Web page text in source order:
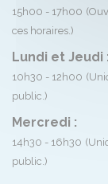
15h00 - 17h00
ces horaires.)
Lundi et Jeudi :
10h30 - 12h00
public.)
Mercredi :
14h30 - 16h30
public.)